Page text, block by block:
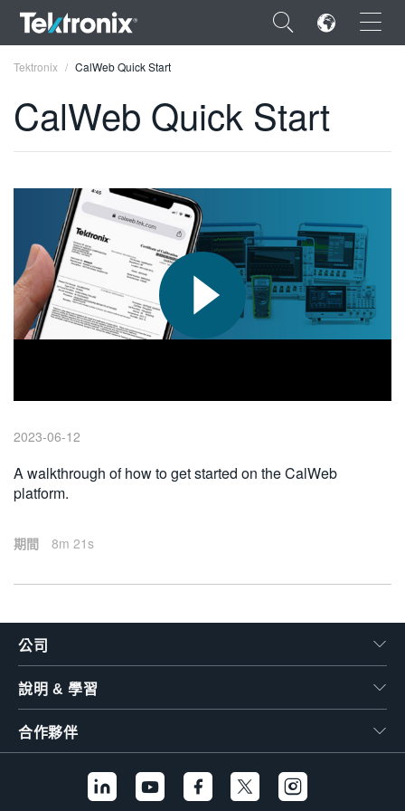
×
FRANÇAIS
DEUTSCH
VIỆT NAM
简体中文
Tektronix CalWeb Quick Start
CalWeb Quick Start
2023-06-12
A walkthrough of how to get started on the CalWeb
platform.
期間 8m 21s
公司
說明 & 學習
合作夥伴